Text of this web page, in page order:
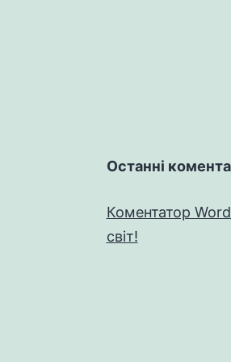
Останні
Коментатор
світ!